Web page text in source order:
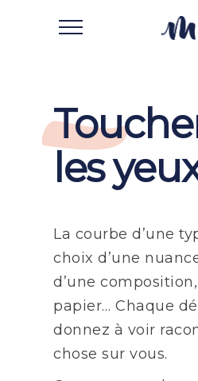
les
La courbe d’une
choix d’une
d’une
papier… Chaque
donnez à voir
chose sur vous.